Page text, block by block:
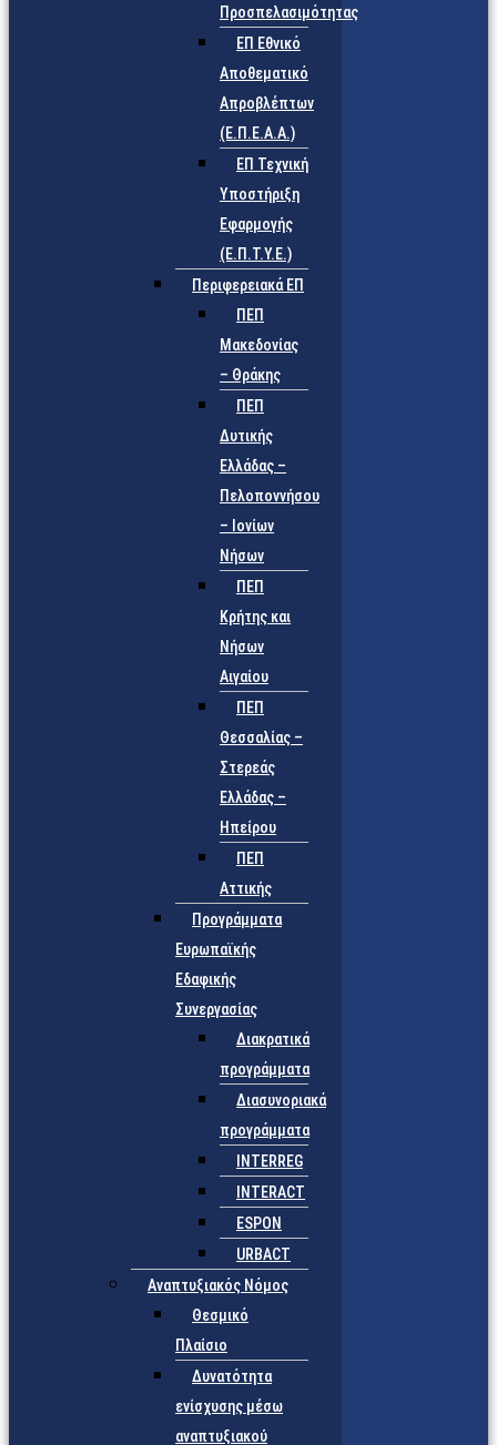
Προσπελασιμότητας
ΕΠ Εθνικό
Αποθεματικό
Απροβλέπτων
(Ε.Π.Ε.Α.Α.)
ΕΠ Τεχνική
Υποστήριξη
Εφαρμογής
(Ε.Π.Τ.Υ.Ε.)
Περιφερειακά ΕΠ
ΠΕΠ
Μακεδονίας
– Θράκης
ΠΕΠ
Δυτικής
Ελλάδας –
Πελοποννήσου
– Ιονίων
Νήσων
ΠΕΠ
Κρήτης και
Νήσων
Αιγαίου
ΠΕΠ
Θεσσαλίας –
Στερεάς
Ελλάδας –
Ηπείρου
ΠΕΠ
Αττικής
Προγράμματα
Ευρωπαϊκής
Εδαφικής
Συνεργασίας
Διακρατικά
προγράμματα
Διασυνοριακά
προγράμματα
INTERREG
INTERACT
ESPON
URBACT
Αναπτυξιακός Νόμος
Θεσμικό
Πλαίσιο
Δυνατότητα
ενίσχυσης μέσω
αναπτυξιακού